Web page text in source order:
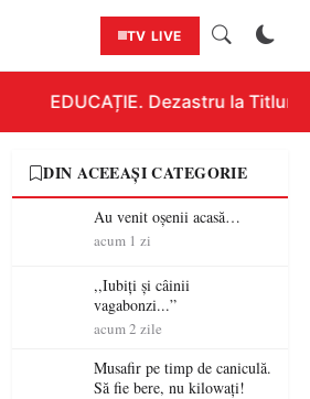
TV LIVE
EDUCAȚIE. Dezastru la
DIN ACEEAȘI CATEGORIE
Au venit oșenii acasă…
acum 1 zi
,,Iubiți și câinii
vagabonzi...”
acum 2 zile
Musafir pe timp de caniculă.
Să fie bere, nu kilowați!